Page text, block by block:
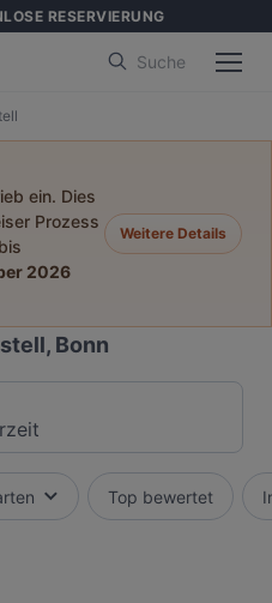
RESERVIERUNG
Suche
ein. Dies
Prozess
2026
Weitere Details
Bonn
Top bewertet